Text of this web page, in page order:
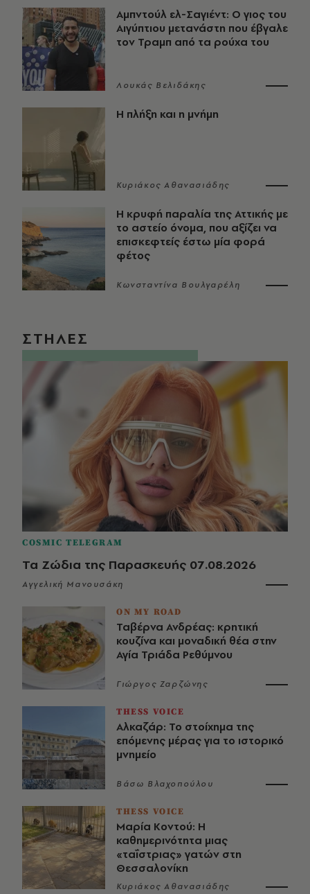
Αμπντούλ ελ-Σαγιέντ: Ο γιος του
Αιγύπτιου μετανάστη που έβγαλε
τον Τραμπ από τα ρούχα του
Λουκάς Βελιδάκης
Η πλήξη και η μνήμη
Κυριάκος Αθανασιάδης
Η κρυφή παραλία της Αττικής με
το αστείο όνομα, που αξίζει να
επισκεφτείς έστω μία φορά
φέτος
Κωνσταντίνα Βουλγαρέλη
ΣΤΗΛΕΣ
COSMIC TELEGRAM
Τα Ζώδια της Παρασκευής 07.08.2026
Αγγελική Μανουσάκη
ON MY ROAD
Ταβέρνα Ανδρέας: κρητική
κουζίνα και μοναδική θέα στην
Αγία Τριάδα Ρεθύμνου
Γιώργος Ζαρζώνης
THESS VOICE
Αλκαζάρ: Το στοίχημα της
επόμενης μέρας για το ιστορικό
μνημείο
Βάσω Βλαχοπούλου
THESS VOICE
Μαρία Κοντού: Η
καθημερινότητα μιας
«ταΐστριας» γατών στη
Θεσσαλονίκη
Κυριάκος Αθανασιάδης